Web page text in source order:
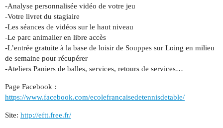
-Analyse personnalisée vidéo de votre jeu
-Votre livret du stagiaire
-Les séances de vidéos sur le haut niveau
-Le parc animalier en libre accès
-L’entrée gratuite à la base de loisir de Souppes sur Loing en milieu
de semaine pour récupérer
-Ateliers Paniers de balles, services, retours de services…
Page Facebook :
https://www.facebook.com/ecolefrancaisedetennisdetable/
Site: http://eftt.free.fr/